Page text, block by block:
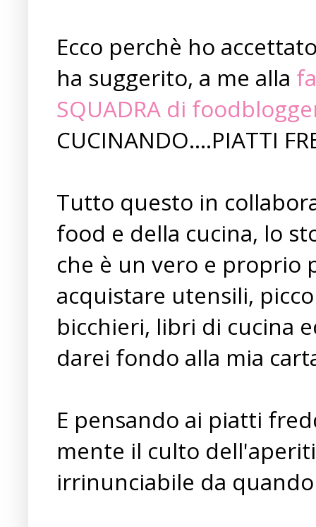
Ecco perchè ho
ha suggerito, a me alla
SQUADRA di
CUCINANDO....PIATTI
Tutto questo in
food e della cucina, lo
che è un vero e proprio
acquistare utensili,
bicchieri, libri di cucina
darei fondo alla mia
E pensando ai piatti
mente il culto
irrinunciabile da